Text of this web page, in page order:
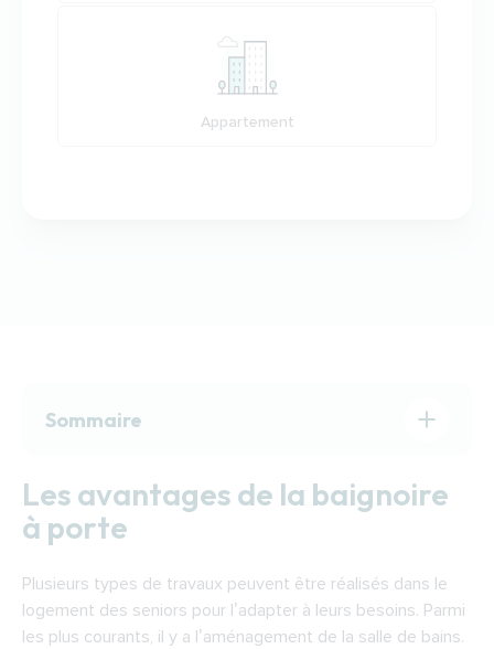
Appartement
Sommaire
Choisir sa baignoire à porte
Les aides pour financer une baignoire à porte
Trouver un expert pour installer une baignoire
à porte à Saint-Brieuc
Les avantages de la baignoire
à porte
Plusieurs types de travaux peuvent être réalisés dans le
logement des seniors pour l’adapter à leurs besoins. Parmi
les plus courants, il y a l’aménagement de la salle de bains.